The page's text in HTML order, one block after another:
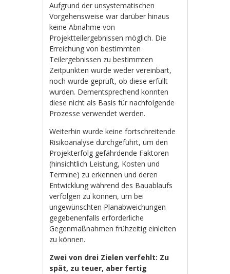
Aufgrund der unsystematischen
Vorgehensweise war darüber hinaus
keine Abnahme von
Projektteilergebnissen möglich. Die
Erreichung von bestimmten
Teilergebnissen zu bestimmten
Zeitpunkten wurde weder vereinbart,
noch wurde geprüft, ob diese erfüllt
wurden. Dementsprechend konnten
diese nicht als Basis für nachfolgende
Prozesse verwendet werden.
Weiterhin wurde keine fortschreitende
Risikoanalyse durchgeführt, um den
Projekterfolg gefährdende Faktoren
(hinsichtlich Leistung, Kosten und
Termine) zu erkennen und deren
Entwicklung während des Bauablaufs
verfolgen zu können, um bei
ungewünschten Planabweichungen
gegebenenfalls erforderliche
Gegenmaßnahmen frühzeitig einleiten
zu können.
Zwei von drei Zielen verfehlt: Zu
spät, zu teuer, aber fertig